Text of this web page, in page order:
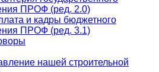
ПРОФ (ред. 2.0)
и кадры бюджетного
ПРОФ (ред. 3.1)
нашей строительной